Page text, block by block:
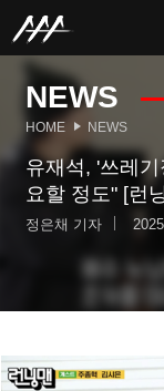
NEWS
HOME NEWS
유재석, '쓰레
요할 정도" [런
정은채 기자